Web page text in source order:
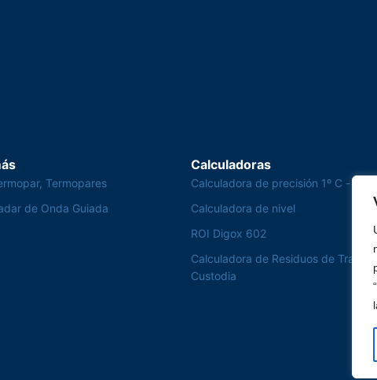
Termopares
de Onda Guiada
Calculadoras
Calculadora de precisión 1º C -
Calculadora de nivel
ROI Digox 602
Calculadora de Residuos de
Custodia